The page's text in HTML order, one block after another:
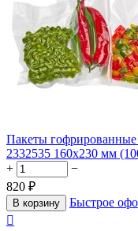
Пакеты
2332535 160х230 мм
+
−
820 ₽
В корзину
Быстрое
